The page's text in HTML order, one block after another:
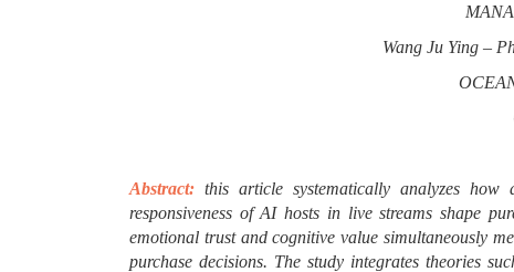
Wang JuYing –
Abstract: this article systematically analyzes how
responsiveness of AI hosts in live streams shape
emotional trust and cognitive value simultaneously
purchase decisions. The study integrates theories